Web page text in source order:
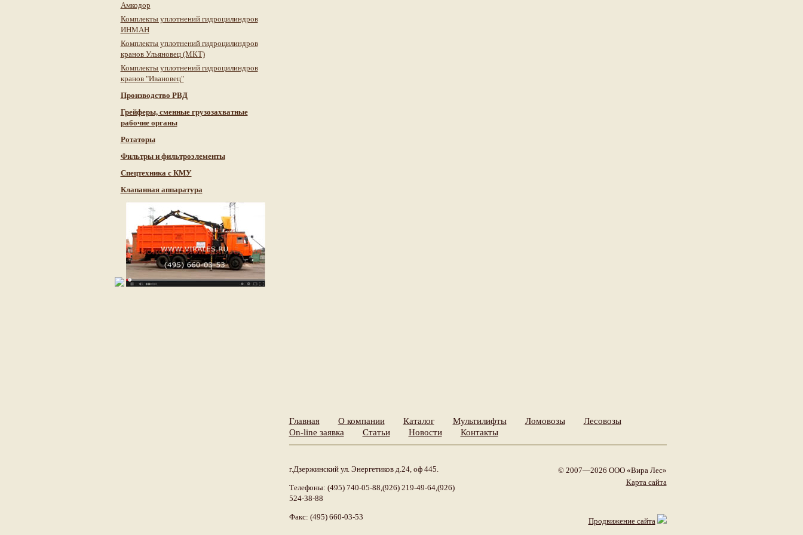
Амкодор
Комплекты уплотнений гидроцилиндров
ИНМАН
Комплекты уплотнений гидроцилиндров
кранов Ульяновец (МКТ)
Комплекты уплотнений гидроцилиндров
кранов "Ивановец"
Производство РВД
Грейферы, сменные грузозахватные
рабочие органы
Ротаторы
Фильтры и фильтроэлементы
Cпецтехника с КМУ
Клапанная аппаратура
Главная О компании Каталог Мультилифты Ломовозы
Лесовозы
On-line заявка
Статьи Новости Контакты
г.Дзержинский ул. Энергетиков д.24, оф 445.
Телефоны: (495) 740-05-88,(926) 219-49-64,(926)
524-38-88
Факс: (495) 660-03-53
© 2007—2026 ООО «Вира Лес»
Карта сайта
Продвижение сайта